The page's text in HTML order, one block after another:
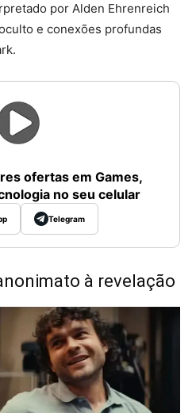
por Alden Ehrenreich
e conexões profundas
ofertas em Games,
no seu celular
Telegram
à revelação